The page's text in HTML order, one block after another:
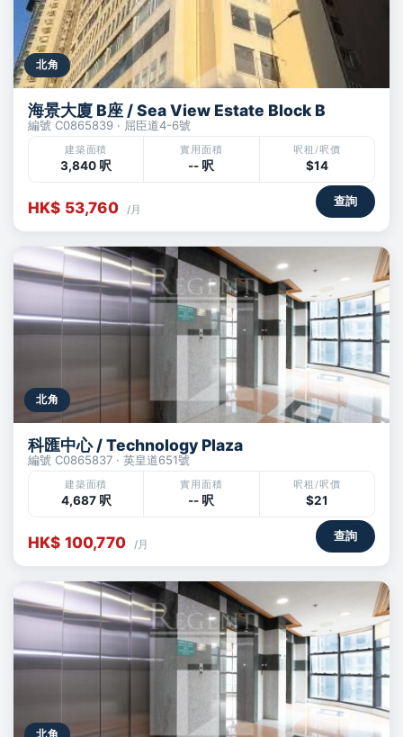
北角
海景大廈 B座 / Sea View Estate Block B
編號 C0865839 · 屈臣道4-6號
建築面積
3,840 呎
實用面積
-- 呎
呎租/呎價
$14
HK$ 53,760 /月
查詢
北角
科匯中心 / Technology Plaza
編號 C0865837 · 英皇道651號
建築面積
4,687 呎
實用面積
-- 呎
呎租/呎價
$21
HK$ 100,770 /月
查詢
北角